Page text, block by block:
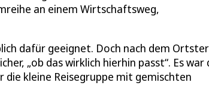
an einem Wirtschaftsweg,
dafür geeignet. Doch nach dem
„ob das wirklich hierhin passt“. Es war
kleine Reisegruppe mit gemischten